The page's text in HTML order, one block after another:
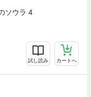
ソウラ 4
試し読み カートへ